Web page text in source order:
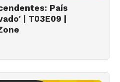
País
| T03E09 |